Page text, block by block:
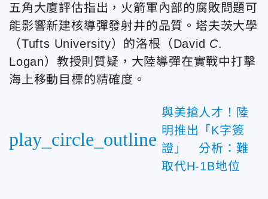
五角大廈評估指出，火箭軍內部的腐敗問題可
能影響新建核導彈發射井的品質。塔夫茨大學
（Tufts University） 的洛根（David C.
Logan） 教授則質疑，大陸導彈在實戰中打擊
海上移動目標的精確度。
play_circle_outline
與美搶人才！陸
明推出「K字簽
證」 分析：難
取代H-1B地位